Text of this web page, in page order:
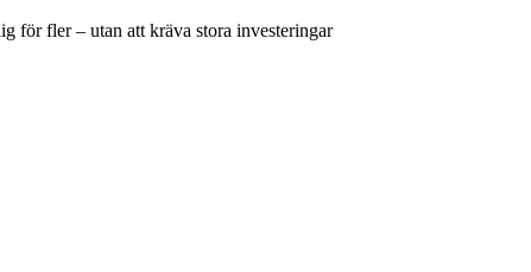
för fler – utan att kräva stora investeringar